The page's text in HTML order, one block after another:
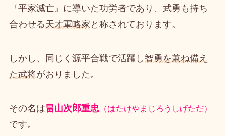
『平家滅亡』に導いた功労者であり、武勇も持ち
合わせる天才軍略家と称されております。
しかし、同じく源平合戦で活躍し智勇を兼ね備え
た武将がおりました。
その名は畠山次郎重忠（はたけやまじろうしげただ）
です。